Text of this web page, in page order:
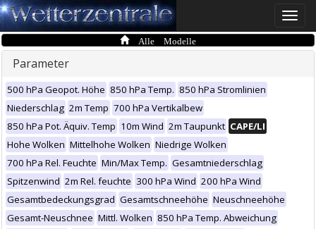
Toggle
Alle Modelle
Parameter
500 hPa Geopot. Höhe 850 hPa Temp. 850 hPa Stromlinien
Niederschlag 2m Temp 700 hPa Vertikalbew
850 hPa Pot. Äquiv. Temp 10m Wind 2m Taupunkt CAPE/LI
Hohe Wolken Mittelhohe Wolken Niedrige Wolken
700 hPa Rel. Feuchte Min/Max Temp. Gesamtniederschlag
Spitzenwind 2m Rel. feuchte 300 hPa Wind 200 hPa Wind
Gesamtbedeckungsgrad Gesamtschneehöhe Neuschneehöhe
Gesamt-Neuschnee Mittl. Wolken 850 hPa Temp. Abweichung